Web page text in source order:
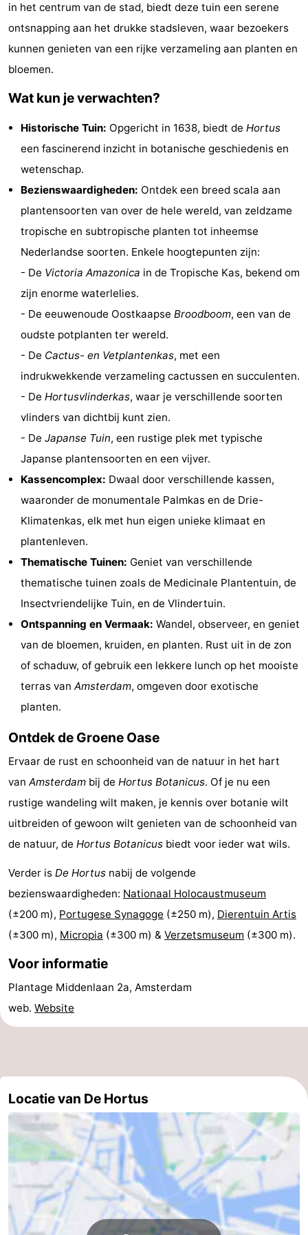
Vakantiehuizen
Amsterdamse
Bos
Spaarnwoude
minutes
Musea
Zien
doen
Bezienswaardigheden
Monumenten
Uitkijkpunten
Attracties
Rondvaarten
-
Experiences
Dorpen
Rondleidingen
Wandelen
Amusement
Eten
en
Winkelen
Markten
-
Warenhuizen
Evenementen
Grachtengordel
Rosse
Pleinen
in
het
centrum
Parken
en
tuinen
Stadsdelen
Omgeving
in het centrum van de stad, biedt deze tuin een serene
ontsnapping aan het drukke stadsleven, waar bezoekers
kunnen genieten van een rijke verzameling aan planten en
bloemen.
Wat kun je verwachten?
Historische Tuin: Opgericht in 1638, biedt de Hortus
een fascinerend inzicht in botanische geschiedenis en
wetenschap.
Bezienswaardigheden: Ontdek een breed scala aan
plantensoorten van over de hele wereld, van zeldzame
tropische en subtropische planten tot inheemse
Nederlandse soorten. Enkele hoogtepunten zijn:
- De Victoria Amazonica in de Tropische Kas, bekend om
zijn enorme waterlelies.
- De eeuwenoude Oostkaapse Broodboom, een van de
oudste potplanten ter wereld.
- De Cactus- en Vetplantenkas, met een
indrukwekkende verzameling cactussen en succulenten.
- De Hortusvlinderkas, waar je verschillende soorten
vlinders van dichtbij kunt zien.
- De Japanse Tuin, een rustige plek met typische
Japanse plantensoorten en een vijver.
Kassencomplex: Dwaal door verschillende kassen,
waaronder de monumentale Palmkas en de Drie-
Klimatenkas, elk met hun eigen unieke klimaat en
plantenleven.
Thematische Tuinen: Geniet van verschillende
thematische tuinen zoals de Medicinale Plantentuin, de
Insectvriendelijke Tuin, en de Vlindertuin.
Ontspanning en Vermaak: Wandel, observeer, en geniet
van de bloemen, kruiden, en planten. Rust uit in de zon
of schaduw, of gebruik een lekkere lunch op het mooiste
terras van Amsterdam, omgeven door exotische
planten.
Ontdek de Groene Oase
Ervaar de rust en schoonheid van de natuur in het hart
van Amsterdam bij de Hortus Botanicus. Of je nu een
rustige wandeling wilt maken, je kennis over botanie wilt
uitbreiden of gewoon wilt genieten van de schoonheid van
de natuur, de Hortus Botanicus biedt voor ieder wat wils.
Verder is De Hortus nabij de volgende
bezienswaardigheden: Nationaal Holocaustmuseum
(±200 m), Portugese Synagoge (±250 m), Dierentuin Artis
(±300 m), Micropia (±300 m) & Verzetsmuseum (±300 m).
Voor informatie
Plantage Middenlaan 2a, Amsterdam
web. Website
Locatie van De Hortus